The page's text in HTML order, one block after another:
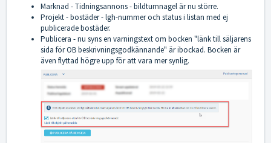
Marknad - Tidningsannons - bildtumnagel är nu större.
Projekt - bostäder - lgh-nummer och status i listan med ej
publicerade bostäder.
Publicera - nu syns en varningstext om bocken "länk till säljarens
sida för OB beskrivningsgodkännande" är ibockad. Bocken är
även flyttad högre upp för att vara mer synlig.